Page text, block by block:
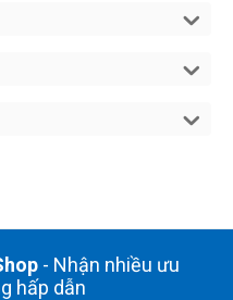
- Nhận nhiều ưu
hấp dẫn